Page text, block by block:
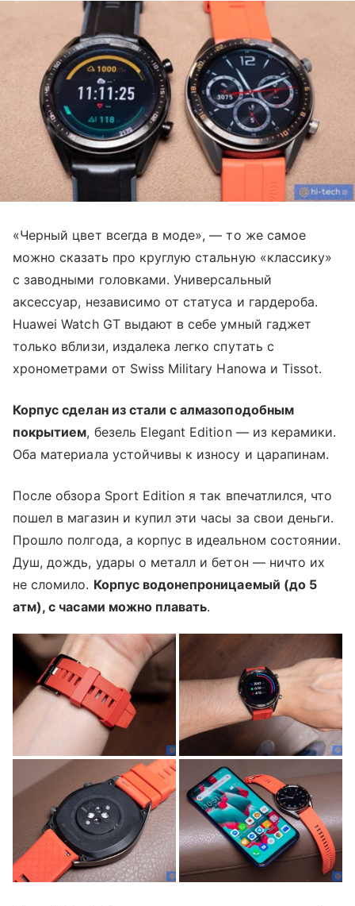
«Черный цвет всегда в моде», — то же самое
можно сказать про круглую стальную «классику»
с заводными головками. Универсальный
аксессуар, независимо от статуса и гардероба.
Huawei Watch GT выдают в себе умный гаджет
только вблизи, издалека легко спутать с
хронометрами от Swiss Military Hanowa и Tissot.
Корпус сделан из стали с алмазоподобным
покрытием, безель Elegant Edition — из керамики.
Оба материала устойчивы к износу и царапинам.
После обзора Sport Edition я так впечатлился, что
пошел в магазин и купил эти часы за свои деньги.
Прошло полгода, а корпус в идеальном состоянии.
Душ, дождь, удары о металл и бетон — ничто их
не сломило. Корпус водонепроницаемый (до 5
атм), с часами можно плавать.